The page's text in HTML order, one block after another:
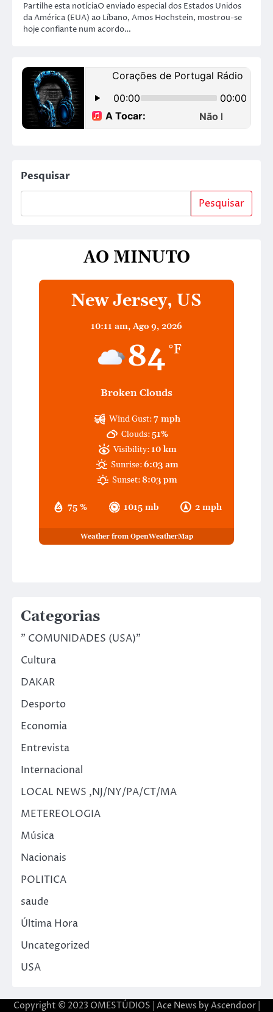
Partilhe esta notíciaO enviado especial dos Estados Unidos
da América (EUA) ao Líbano, Amos Hochstein, mostrou-se
hoje confiante num acordo…
Pesquisar
Pesquisar
AO MINUTO
New Jersey, US
10:11 am, Ago 9, 2026
84 °F
Broken Clouds
75 % 1015 mb 2 mph
Wind Gust:7 mph
Clouds:51%
Visibility: 10 km
Sunrise:6:03 am
Sunset:8:03 pm
Weather from OpenWeatherMap
Categorias
" COMUNIDADES (USA)"
Cultura
DAKAR
Desporto
Economia
Entrevista
Internacional
LOCAL NEWS ,NJ/NY/PA/CT/MA
METEREOLOGIA
Música
Nacionais
POLITICA
saude
Última Hora
Uncategorized
USA
Copyright © 2023 OMESTÚDIOS | Ace News by Ascendoor|